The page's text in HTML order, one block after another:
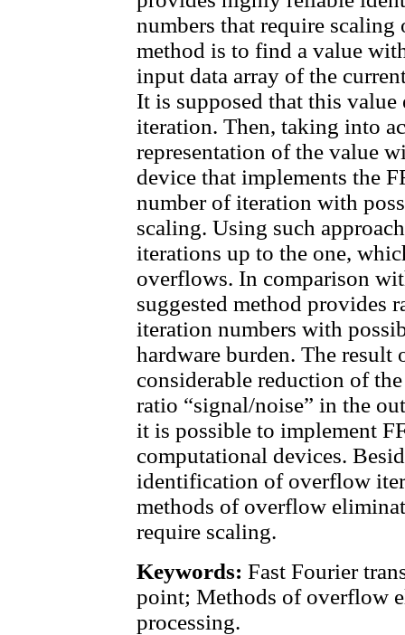
numbers that require scaling
method is to find a value
input data array of the
It is supposed that this
iteration. Then, taking into
representation of the value
device that implements the
number of iteration with
scaling. Using such
iterations up to the one,
overflows. In comparison
suggested method provides
iteration numbers with
hardware burden. The
considerable reduction of
ratio “signal/noise” in the
it is possible to implement
computational devices.
identification of overflow
methods of overflow
require scaling.
Keywords: Fast Fourier
point; Methods of overflow
processing.